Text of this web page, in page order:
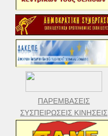
ΠΑΡΕΜΒΑΣΕΙΣ
ΣΥΣΠΕΙΡΩΣΕΙΣ ΚΙΝΗΣΕΙΣ